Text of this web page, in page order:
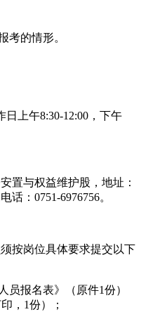
的情形。
上午8:30-12:00，下午
与权益维护股，地址：
：0751-6976756。
岗位具体要求提交以下
报名表》（原件1份）
，1份）；